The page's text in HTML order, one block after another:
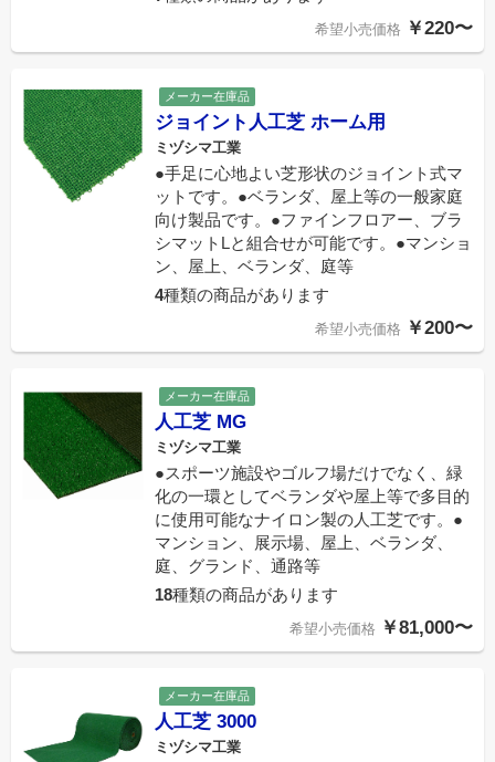
希望小売価格 ￥220〜
メーカー在庫品
ジョイント人工芝 ホーム用
ミヅシマ工業
●手足に心地よい芝形状のジョイント式マ
ットです。●ベランダ、屋上等の一般家庭
向け製品です。●ファインフロアー、ブラ
シマットLと組合せが可能です。●マンショ
ン、屋上、ベランダ、庭等
4種類の商品があります
希望小売価格 ￥200〜
メーカー在庫品
人工芝 MG
ミヅシマ工業
●スポーツ施設やゴルフ場だけでなく、緑
化の一環としてベランダや屋上等で多目的
に使用可能なナイロン製の人工芝です。●
マンション、展示場、屋上、ベランダ、
庭、グランド、通路等
18種類の商品があります
希望小売価格 ￥81,000〜
メーカー在庫品
人工芝 3000
ミヅシマ工業